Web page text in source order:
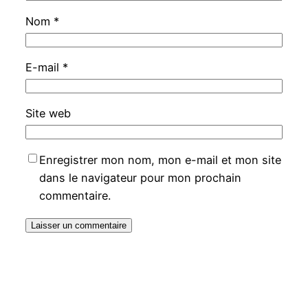
Nom *
E-mail *
Site web
Enregistrer mon nom, mon e-mail et mon site
dans le navigateur pour mon prochain
commentaire.